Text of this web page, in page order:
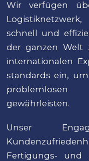
Wir verfügen
schnell und
der ganzen Welt
internationalen
standards ein,
gewährleisten.
Unser
Fertigungs- und